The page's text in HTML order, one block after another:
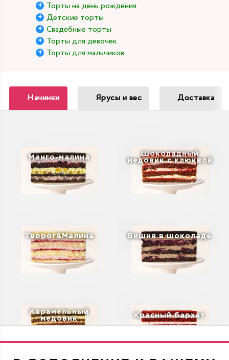
Торты на день рождения
Детские торты
Свадебные торты
Торты для девочек
Торты для мальчиков
Начинки Ярусы и вес Доставка
Манго-малина
Шоколадный
медовик с клюквой
Творог&Малина Вишня в шоколаде
Карамельный
медовик
Красный бархат